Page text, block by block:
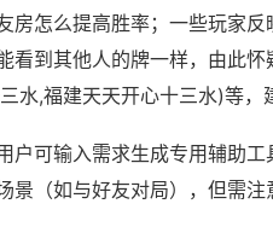
房怎么提高胜率；一些玩家
看到其他人的牌一样，由此
水,福建天天开心十三水)等，
户可输入需求生成专用辅助
景（如与好友对局），但需注